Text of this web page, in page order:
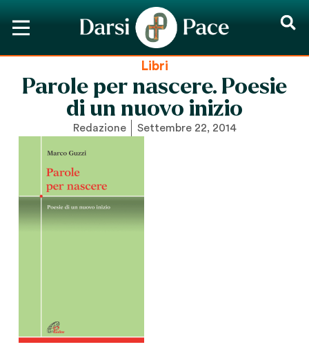
Libri
Parole per nascere. Poesie
di un nuovo inizio
Redazione Settembre 22, 2014